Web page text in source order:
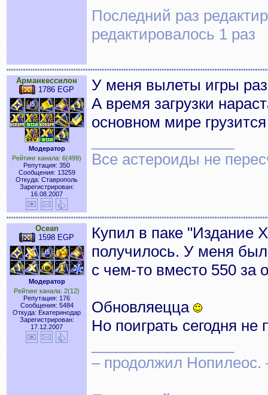
Последний раз
редактировалось 1 раз
Арманкессилон
1786 EGP
Модератор
Рейтинг канала: 6(499)
Репутация: 350
Сообщения: 13259
Откуда: Ставрополь
Зарегистрирован:
16.08.2007
У меня вылеты игры раз
А время загрузки
основном мире
Все астероиды не
Ocean
1598 EGP
Модератор
Рейтинг канала: 2(12)
Репутация: 176
Сообщения: 5484
Откуда: Екатеринодар
Зарегистрирован:
17.12.2007
Купил в паке "Издание
получилось. У меня
с чем-то вместо 550 за
Обновляецца
Но поиграть сегодня не
– продолжил